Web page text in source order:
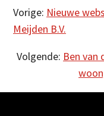
Vorige: Nieuwe
Meijden B.V.
Volgende: Ben van